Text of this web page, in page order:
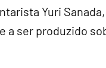
Yuri
ser produzido